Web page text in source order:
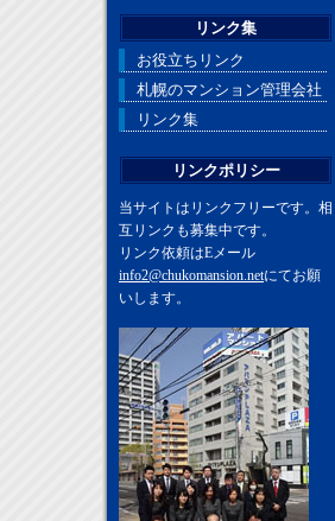
リンク集
お役立ちリンク
札幌のマンション管理会社
リンク集
リンクポリシー
当サイトはリンクフリーです。相
互リンクも募集中です。
リンク依頼はEメール
info2@chukomansion.netにてお願
いします。